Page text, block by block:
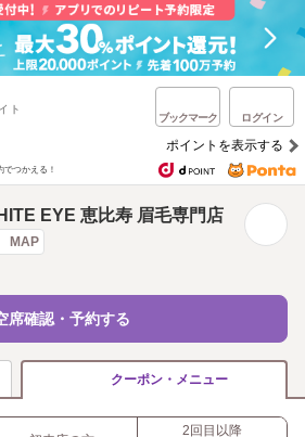
ト
ブックマーク ログイン
ポイントを表示する
でつかえる！
EYE 恵比寿 眉毛専門店
MAP
席確認・予約する
クーポン・メニュー
2回目以降